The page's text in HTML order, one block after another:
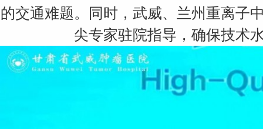
的交通难题。同时，武威、兰州重离子
尖专家驻院指导，确保技术